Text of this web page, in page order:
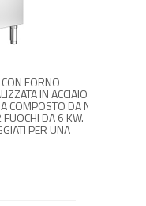
IN ACCIAIO
DA N°
DA 6 KW.
PER UNA